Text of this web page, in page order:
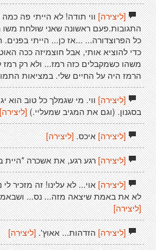
[ליצירה]ווי תודה! לא הייתי פה
התגובות.פעם ראשונה שאני שולחת משו
כל הפרוצדורה... ...אז כן... הייתי
כדי להוציא אותי, אבל חוצמיזה ככה
משהו כשמקבלים כזה רמז... ולא רק רמז
הרמז היה על החיים שלי. במציאות
[ליצירה]ווי. מי שגמלך כל טוב הוא
בסגנון. (וגם את המגיב שמעליי.)[ליצירה]
[ליצירה]איכס. [ליצירה]
[ליצירה]רגע רגע, את אשכרה *היית
[ליצירה]אוי... לא עלינו! זה מזכיר
לא את באמת שיצאה מזה... נס...
[ליצירה]
[ליצירה]הזדהות... אאוץ'. [ליצירה]